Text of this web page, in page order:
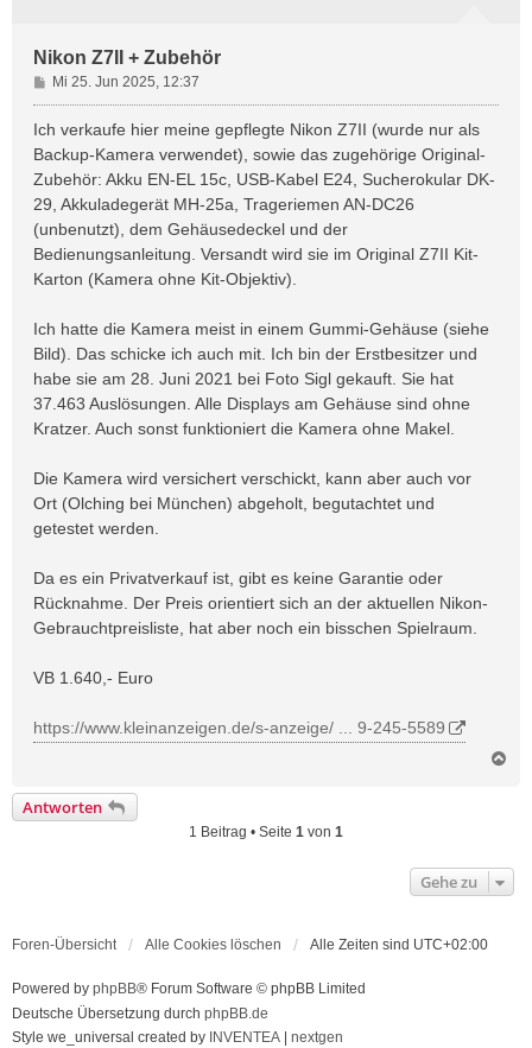
Nikon Z7II + Zubehör
B
e
i
a
g
Mi 25. Jun 2025, 12:37
Ich verkaufe hier meine gepflegte Nikon Z7II (wurde nur als
Backup-Kamera verwendet), sowie das zugehörige Original-
Zubehör: Akku EN-EL 15c, USB-Kabel E24, Sucherokular DK-
29, Akkuladegerät MH-25a, Trageriemen AN-DC26
(unbenutzt), dem Gehäusedeckel und der
Bedienungsanleitung. Versandt wird sie im Original Z7II Kit-
Karton (Kamera ohne Kit-Objektiv).
Ich hatte die Kamera meist in einem Gummi-Gehäuse (siehe
Bild). Das schicke ich auch mit. Ich bin der Erstbesitzer und
habe sie am 28. Juni 2021 bei Foto Sigl gekauft. Sie hat
37.463 Auslösungen. Alle Displays am Gehäuse sind ohne
Kratzer. Auch sonst funktioniert die Kamera ohne Makel.
Die Kamera wird versichert verschickt, kann aber auch vor
Ort (Olching bei München) abgeholt, begutachtet und
getestet werden.
Da es ein Privatverkauf ist, gibt es keine Garantie oder
Rücknahme. Der Preis orientiert sich an der aktuellen Nikon-
Gebrauchtpreisliste, hat aber noch ein bisschen Spielraum.
VB 1.640,- Euro
https://www.kleinanzeigen.de/s-anzeige/ ... 9-245-5589
e
n
Antworten
1 Beitrag • Seite 1 von 1
Gehe zu
Foren-Übersicht Alle Cookies löschen Alle Zeiten sind UTC+02:00
Powered by phpBB® Forum Software © phpBB Limited
Deutsche Übersetzung durch phpBB.de
Style we_universal created by INVENTEA | nextgen